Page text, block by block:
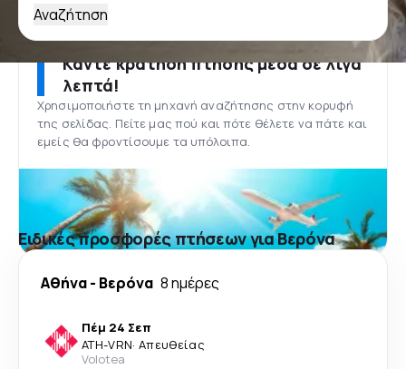
Αναζήτηση
Κάντε κράτηση πτήσης μέσα σε λίγα
λεπτά!
Χρησιμοποιήστε τη μηχανή αναζήτησης στην κορυφή
της σελίδας. Πείτε μας πού και πότε θέλετε να πάτε και
εμείς θα φροντίσουμε τα υπόλοιπα.
Ειδικές προσφορές πτήσεων για Βερόνα
Αθήνα- Βερόνα 8 ημέρες
Πέμ 24 Σεπ
ATH-VRN· Απευθείας
Volotea